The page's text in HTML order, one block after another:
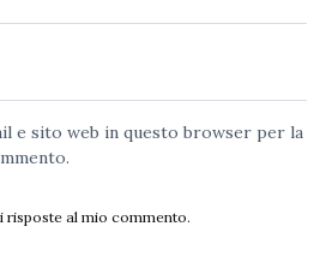
e sito web in questo browser per la
risposte al mio commento.